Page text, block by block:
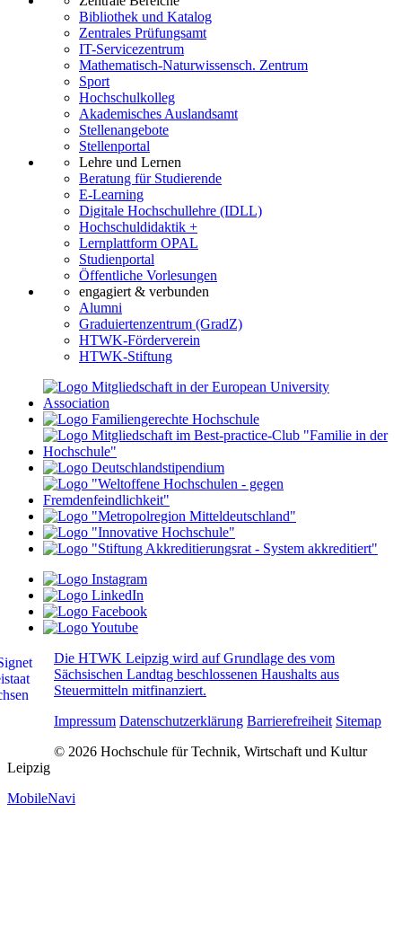
Bibliothek und Katalog
Zentrales Prüfungsamt
IT-Servicezentrum
Mathematisch-Naturwissensch. Zentrum
Sport
Hochschulkolleg
Akademisches Auslandsamt
Stellenangebote
Stellenportal
Lehre und Lernen
Beratung für Studierende
E-Learning
Digitale Hochschullehre (IDLL)
Hochschuldidaktik +
Lernplattform OPAL
Studienportal
Öffentliche Vorlesungen
engagiert & verbunden
Alumni
Graduiertenzentrum (GradZ)
HTWK-Förderverein
HTWK-Stiftung
Die HTWK Leipzig wird auf Grundlage des vom
Sächsischen Landtag beschlossenen Haushalts aus
Steuermitteln mitfinanziert.
Impressum Datenschutzerklärung Barrierefreiheit Sitemap
© 2026 Hochschule für Technik, Wirtschaft und Kultur
Leipzig
MobileNavi